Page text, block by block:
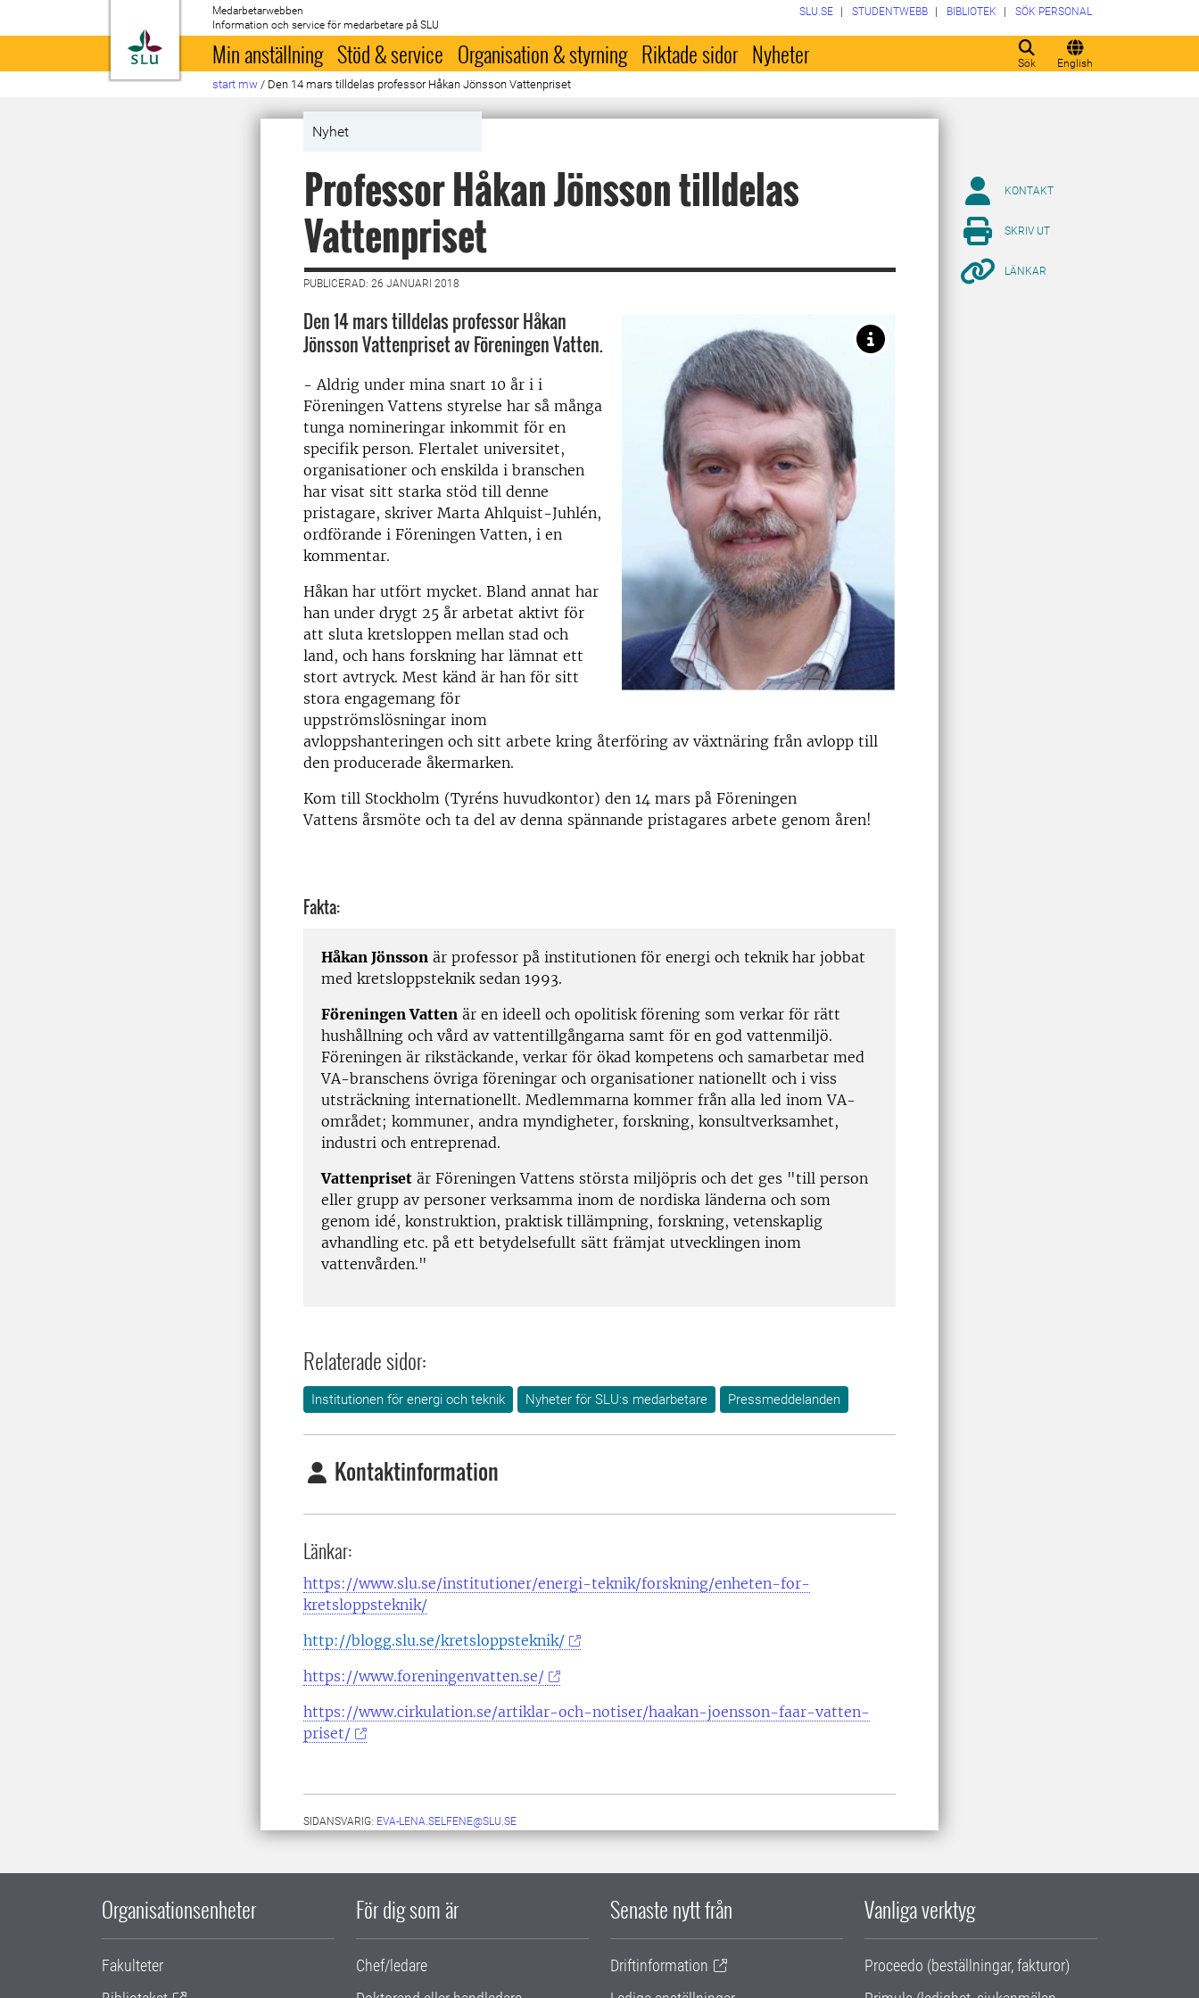
Till startsida
Medarbetarwebben
Information och service för medarbetare på SLU
Sök English
SLU.SE STUDENTWEBB BIBLIOTEK SÖK PERSONAL
Min anställning Stöd & service Organisation & styrning Riktade sidor Nyheter
start mw / Den 14 mars tilldelas professor Håkan Jönsson Vattenpriset
Nyhet
Professor Håkan Jönsson tilldelas
Vattenpriset
PUBLICERAD: 26 JANUARI 2018
Den 14 mars tilldelas professor Håkan
Jönsson Vattenpriset av Föreningen Vatten.
- Aldrig under mina snart 10 år i i
Föreningen Vattens styrelse har så många
tunga nomineringar inkommit för en
specifik person. Flertalet universitet,
organisationer och enskilda i branschen
har visat sitt starka stöd till denne
pristagare, skriver Marta Ahlquist-Juhlén,
ordförande i Föreningen Vatten, i en
kommentar.
Håkan har utfört mycket. Bland annat har
han under drygt 25 år arbetat aktivt för
att sluta kretsloppen mellan stad och
land, och hans forskning har lämnat ett
stort avtryck. Mest känd är han för sitt
stora engagemang för
uppströmslösningar inom
avloppshanteringen och sitt arbete kring återföring av växtnäring från avlopp till
den producerade åkermarken.
Kom till Stockholm (Tyréns huvudkontor) den 14 mars på Föreningen
Vattens årsmöte och ta del av denna spännande pristagares arbete genom åren!
Fakta:
Håkan Jönsson är professor på institutionen för energi och teknik har jobbat
med kretsloppsteknik sedan 1993.
Föreningen Vatten är en ideell och opolitisk förening som verkar för rätt
hushållning och vård av vattentillgångarna samt för en god vattenmiljö.
Föreningen är rikstäckande, verkar för ökad kompetens och samarbetar med
VA-branschens övriga föreningar och organisationer nationellt och i viss
utsträckning internationellt. Medlemmarna kommer från alla led inom VA-
området; kommuner, andra myndigheter, forskning, konsultverksamhet,
industri och entreprenad.
Vattenpriset är Föreningen Vattens största miljöpris och det ges "till person
eller grupp av personer verksamma inom de nordiska länderna och som
genom idé, konstruktion, praktisk tillämpning, forskning, vetenskaplig
avhandling etc. på ett betydelsefullt sätt främjat utvecklingen inom
vattenvården."
Relaterade sidor:
Institutionen för energi och teknik Nyheter för SLU:s medarbetare Pressmeddelanden
Kontaktinformation
Länkar:
https://www.slu.se/institutioner/energi-teknik/forskning/enheten-for-
kretsloppsteknik/
http://blogg.slu.se/kretsloppsteknik/
https://www.foreningenvatten.se/
https://www.cirkulation.se/artiklar-och-notiser/haakan-joensson-faar-vatten-
priset/
SIDANSVARIG: EVA-LENA.SELFENE@SLU.SE
KONTAKT
SKRIV UT
LÄNKAR
Organisationsenheter
Fakulteter
För dig som är
Chef/ledare
Senaste nytt från
Driftinformation
Vanliga verktyg
Proceedo (beställningar, fakturor)